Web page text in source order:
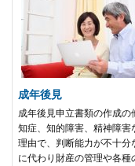
成年後見
成年後見申立書類の作成の
知症、知的障害、精神障害
理由で、判断能力が不十分
に代わり財産の管理や各種